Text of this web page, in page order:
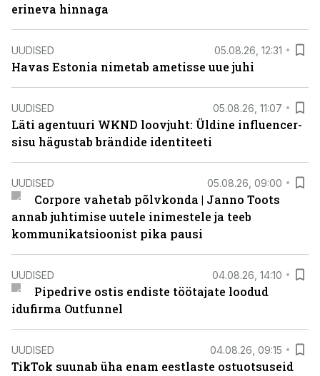
erineva hinnaga
UUDISED 05.08.26, 12:31
Havas Estonia nimetab ametisse uue juhi
UUDISED 05.08.26, 11:07
Läti agentuuri WKND loovjuht: Üldine influencer-
sisu hägustab brändide identiteeti
UUDISED 05.08.26, 09:00
Corpore vahetab põlvkonda | Janno Toots
annab juhtimise uutele inimestele ja teeb
kommunikatsioonist pika pausi
UUDISED 04.08.26, 14:10
Pipedrive ostis endiste töötajate loodud
idufirma Outfunnel
UUDISED 04.08.26, 09:15
TikTok suunab üha enam eestlaste ostuotsuseid